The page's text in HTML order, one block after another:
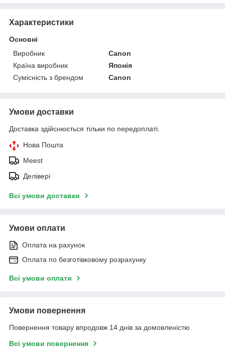
Характеристики
Основні
Виробник
Canon
Країна виробник
Японія
Сумісність з брендом
Canon
Умови доставки
Доставка здійснюється тільки по передоплаті.
Нова Пошта
Meest
Делівері
Всі умови доставки
Умови оплати
Оплата на рахунок
Оплата по безготівковому розрахунку
Всі умови оплати
Умови повернення
Повернення товару впродовж 14 днів за домовленістю
Всі умови повернення